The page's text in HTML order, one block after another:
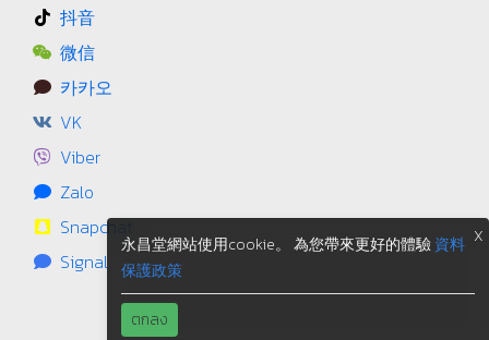
抖音
微信
카카오
VK
Viber
Zalo
Snapchat
Signal
X
永昌堂網站使用cookie。 為您帶來更好的體驗資料
保護政策
ตกลง